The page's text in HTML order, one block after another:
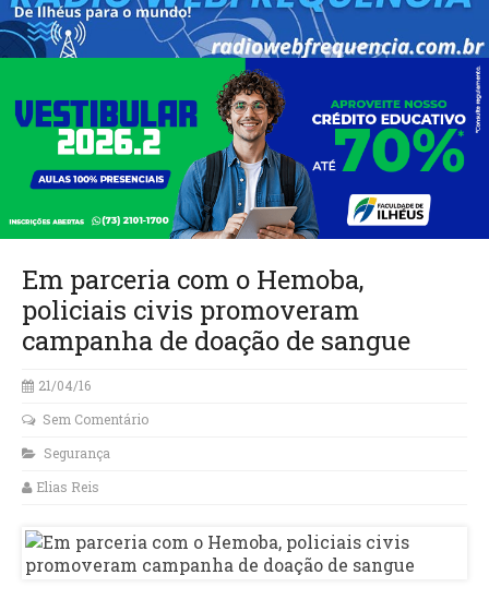
Em parceria com o Hemoba,
policiais civis promoveram
campanha de doação de sangue
21/04/16
Sem Comentário
Segurança
Elias Reis